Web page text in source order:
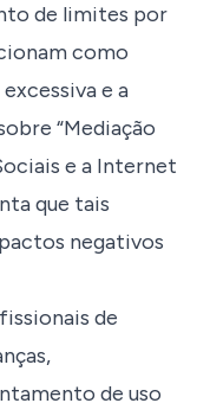
de limites por
como
e a
“Mediação
e a Internet
que tais
negativos
de
de uso